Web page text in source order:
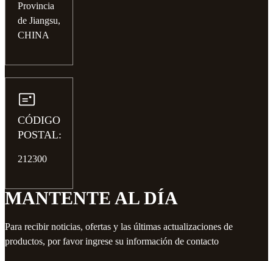
Provincia
de Jiangsu,
CHINA
CÓDIGO
POSTAL:
212300
MANTENTE AL DÍA
Para recibir noticias, ofertas y las últimas actualizaciones de
productos, por favor ingrese su información de contacto